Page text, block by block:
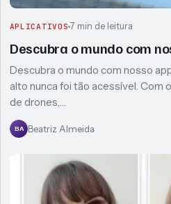
APLICATIVOS 7 min de leitura
Descubra o mundo com
Descubra o mundo com nosso
alto nunca foi tão acessível. Com
de drones,…
BA Beatriz Almeida